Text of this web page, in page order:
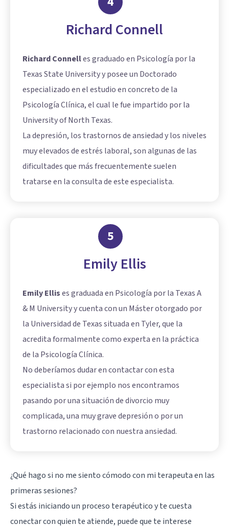
Richard Connell
Richard Connelles graduado en Psicología por la
Texas State University y posee un Doctorado
especializado en el estudio en concreto de la
Psicología Clínica, el cual le fue impartido por la
University of North Texas.
La depresión, los trastornos de ansiedad y los niveles
muy elevados de estrés laboral, son algunas de las
dificultades que más frecuentemente suelen
tratarse en la consulta de este especialista.
5
Emily Ellis
Emily Ellises graduada en Psicología por la Texas A
& M University y cuenta con un Máster otorgado por
la Universidad de Texas situada en Tyler, que la
acredita formalmente como experta en la práctica
de la Psicología Clínica.
No deberíamos dudar en contactar con esta
especialista si por ejemplo nos encontramos
pasando por una situación de divorcio muy
complicada, una muy grave depresión o por un
trastorno relacionado con nuestra ansiedad.
¿Qué hago si no me siento cómodo con mi terapeuta en las
primeras sesiones?
Si estás iniciando un proceso terapéutico y te cuesta
conectar con quien te atiende, puede que te interese